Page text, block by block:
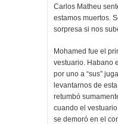
Carlos Matheu
estamos muertos.
sorpresa si nos
Mohamed fue el
vestuario. Habano
por uno a “sus”
levantarnos de
retumbó
cuando el
se demoró en el